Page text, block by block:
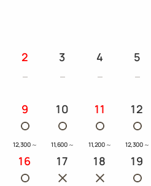
2 3 4 5
9
12,300 ～
10
11,600 ～
11
11,200 ～
12
12,300 ～
16 17 18 19